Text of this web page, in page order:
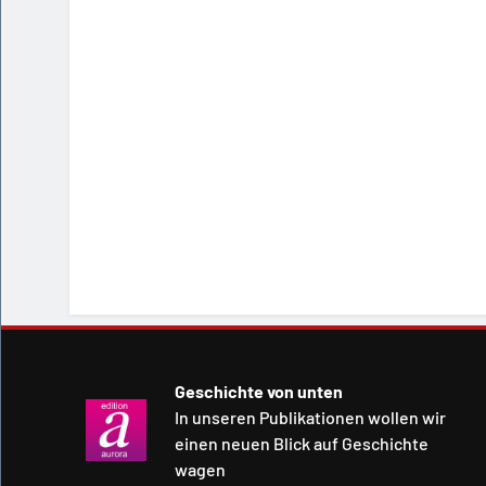
Geschichte von unten
In unseren Publikationen wollen wir
einen neuen Blick auf Geschichte
wagen